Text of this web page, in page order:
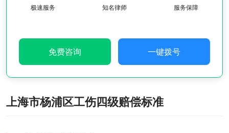
极速服务 知名律师 服务保障
免费咨询 一键拨号
上海市杨浦区工伤四级赔偿标准